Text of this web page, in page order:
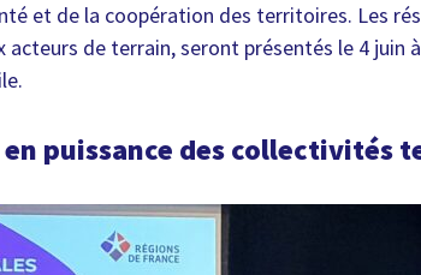
et de la coopération des territoires. Les
de terrain, seront présentés le 4 juin
puissance des collectivités